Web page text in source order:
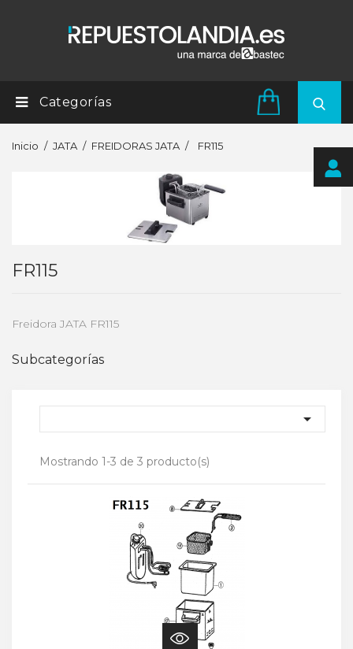
Categorías
Inicio JATA FREIDORAS JATA FR115
FR115
Freidora JATA FR115
Subcategorías

Mostrando 1-3 de 3 producto(s)